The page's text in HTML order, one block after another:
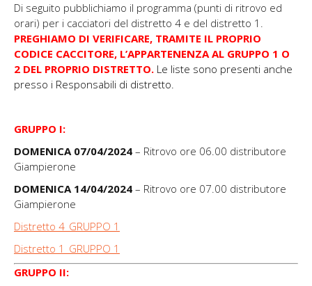
Di seguito pubblichiamo il programma (punti di ritrovo ed
orari) per i cacciatori del distretto 4 e del distretto 1.
PREGHIAMO DI VERIFICARE, TRAMITE IL PROPRIO
CODICE CACCITORE, L’APPARTENENZA AL GRUPPO 1 O
2 DEL PROPRIO DISTRETTO. Le liste sono presenti anche
presso i Responsabili di distretto.
GRUPPO I:
DOMENICA 07/04/2024 – Ritrovo ore 06.00 distributore
Giampierone
DOMENICA 14/04/2024 – Ritrovo ore 07.00 distributore
Giampierone
Distretto 4_GRUPPO 1
Distretto 1_GRUPPO 1
GRUPPO II: